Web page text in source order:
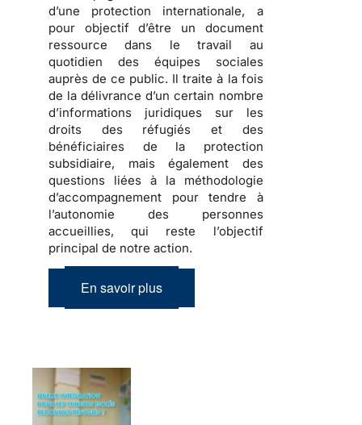
d’une protection internationale, a
pour objectif d’être un document
ressource dans le travail au
quotidien des équipes sociales
auprès de ce public. Il traite à la fois
de ladélivrance d’un certain nombre
d’informations juridiques sur les
droits des réfugiés et des
bénéficiaires de la protection
subsidiaire, mais également des
questions liées à la méthodologie
d’accompagnement pour tendre à
l’autonomie des personnes
accueillies, qui reste l’objectif
principal de notre action.
En savoir plus